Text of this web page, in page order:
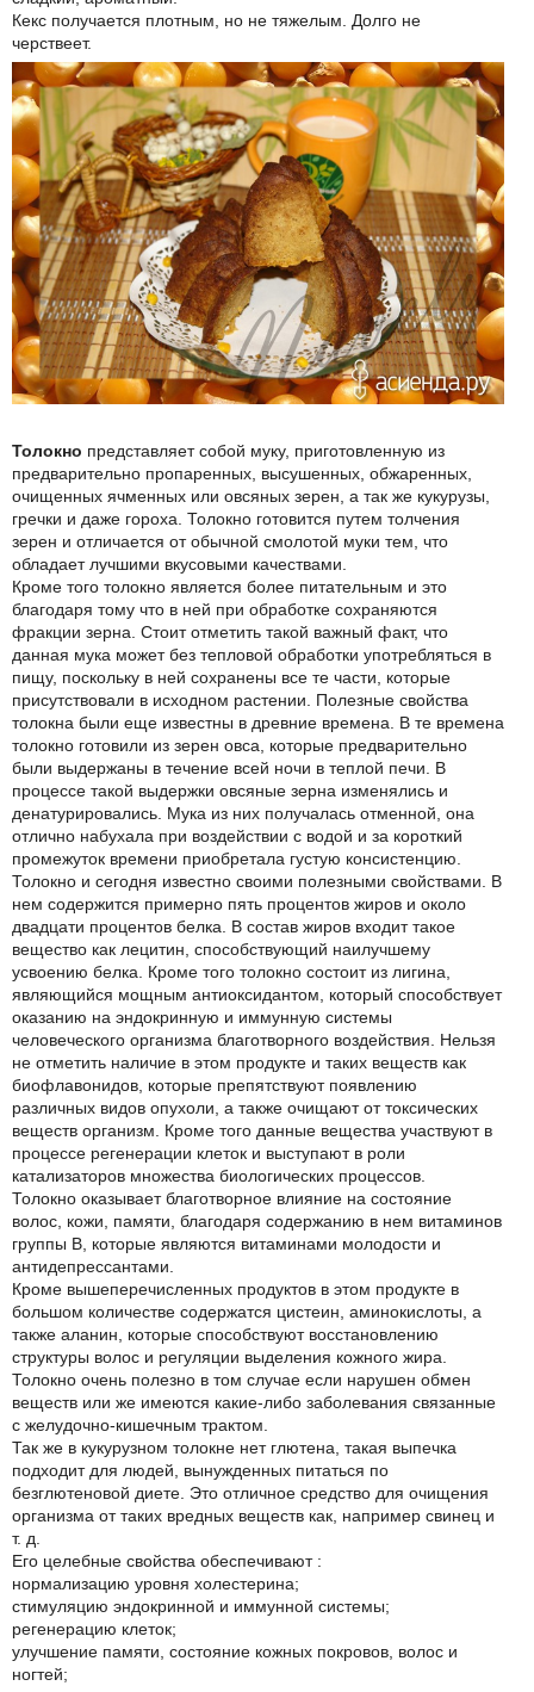
Кекс получается плотным, но не тяжелым. Долго не
черствеет.
Толокно представляет собой муку, приготовленную из
предварительно пропаренных, высушенных, обжаренных,
очищенных ячменных или овсяных зерен, а так же кукурузы,
гречки и даже гороха. Толокно готовится путем толчения
зерен и отличается от обычной смолотой муки тем, что
обладает лучшими вкусовыми качествами.
Кроме того толокно является более питательным и это
благодаря тому что в ней при обработке сохраняются
фракции зерна. Стоит отметить такой важный факт, что
данная мука может без тепловой обработки употребляться в
пищу, поскольку в ней сохранены все те части, которые
присутствовали в исходном растении. Полезные свойства
толокна были еще известны в древние времена. В те времена
толокно готовили из зерен овса, которые предварительно
были выдержаны в течение всей ночи в теплой печи. В
процессе такой выдержки овсяные зерна изменялись и
денатурировались. Мука из них получалась отменной, она
отлично набухала при воздействии с водой и за короткий
промежуток времени приобретала густую консистенцию.
Толокно и сегодня известно своими полезными свойствами. В
нем содержится примерно пять процентов жиров и около
двадцати процентов белка. В состав жиров входит такое
вещество как лецитин, способствующий наилучшему
усвоению белка. Кроме того толокно состоит из лигина,
являющийся мощным антиоксидантом, который способствует
оказанию на эндокринную и иммунную системы
человеческого организма благотворного воздействия. Нельзя
не отметить наличие в этом продукте и таких веществ как
биофлавонидов, которые препятствуют появлению
различных видов опухоли, а также очищают от токсических
веществ организм. Кроме того данные вещества участвуют в
процессе регенерации клеток и выступают в роли
катализаторов множества биологических процессов.
Толокно оказывает благотворное влияние на состояние
волос, кожи, памяти, благодаря содержанию в нем витаминов
группы В, которые являются витаминами молодости и
антидепрессантами.
Кроме вышеперечисленных продуктов в этом продукте в
большом количестве содержатся цистеин, аминокислоты, а
также аланин, которые способствуют восстановлению
структуры волос и регуляции выделения кожного жира.
Толокно очень полезно в том случае если нарушен обмен
веществ или же имеются какие-либо заболевания связанные
с желудочно-кишечным трактом.
Так же в кукурузном толокне нет глютена, такая выпечка
подходит для людей, вынужденных питаться по
безглютеновой диете. Это отличное средство для очищения
организма от таких вредных веществ как, например свинец и
т. д.
Его целебные свойства обеспечивают :
нормализацию уровня холестерина;
стимуляцию эндокринной и иммунной системы;
регенерацию клеток;
улучшение памяти, состояние кожных покровов, волос и
ногтей;